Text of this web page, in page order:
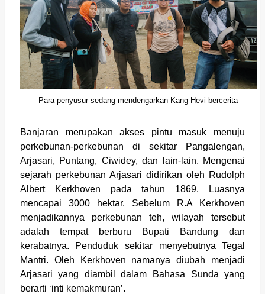
Para penyusur sedang mendengarkan Kang Hevi bercerita
Banjaran merupakan akses pintu masuk menuju
perkebunan-perkebunan di sekitar Pangalengan,
Arjasari, Puntang, Ciwidey, dan lain-lain. Mengenai
sejarah perkebunan Arjasari didirikan oleh Rudolph
Albert Kerkhoven pada tahun 1869. Luasnya
mencapai 3000 hektar. Sebelum R.A Kerkhoven
menjadikannya perkebunan teh, wilayah tersebut
adalah tempat berburu Bupati Bandung dan
kerabatnya. Penduduk sekitar menyebutnya Tegal
Mantri. Oleh Kerkhoven namanya diubah menjadi
Arjasari yang diambil dalam Bahasa Sunda yang
berarti ‘inti kemakmuran’.